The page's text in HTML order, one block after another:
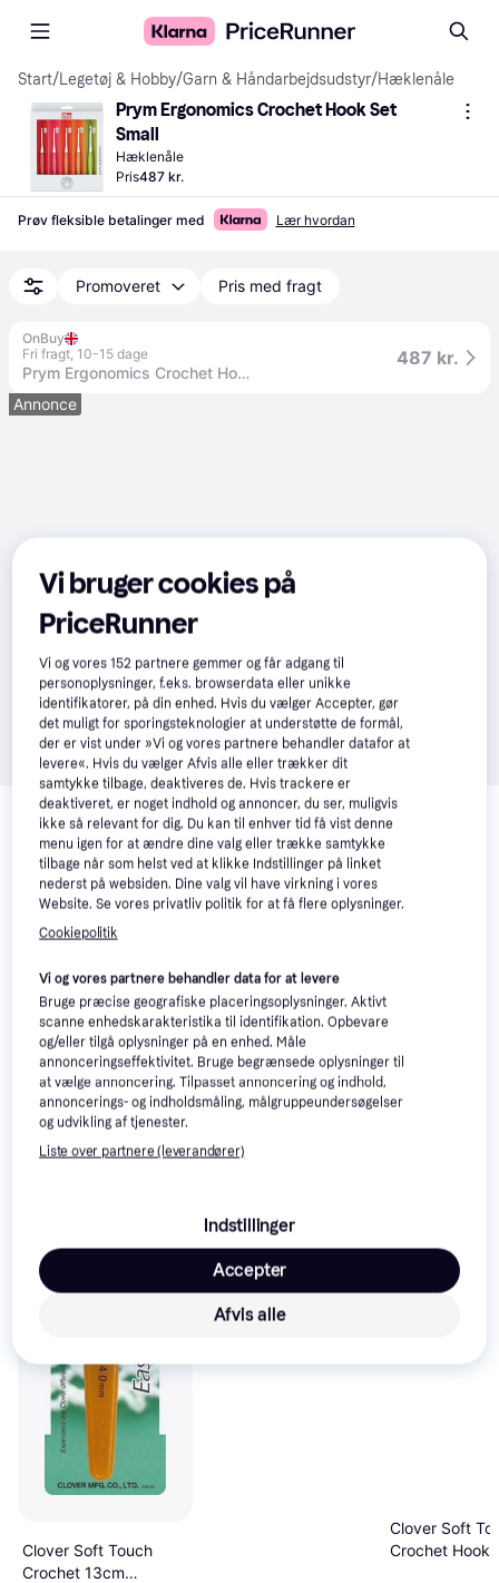
Start/Legetøj & Hobby/Garn & Håndarbejdsudstyr/Hæklenåle
Prym Ergonomics Crochet Hook Set
Small
Hæklenåle
Pris487 kr.
Prøv fleksible betalinger med Lær hvordan
Promoveret Pris med fragt
OnBuy
Fri fragt, 10-15 dage
Prym Ergonomics Crochet Hook Set Small (E G 7 H J)
487 kr.
Annonce
Relaterede produkter
Se vores forslag til andre produkter, der matcher dine
interesser. Vis alle
Clover Soft Touch
Crochet 13cm
Clover Soft
Crochet Hook
Vi bruger cookies på
PriceRunner
Vi og vores152 partnere gemmer og får adgang til
personoplysninger, f.eks. browserdata eller unikke
identifikatorer, på din enhed. Hvis du vælger Accepter, gør
det muligt for sporingsteknologier at understøtte de formål,
der er vist under »Vi og vores partnere behandler datafor at
levere«. Hvis du vælger Afvis alle eller trækker dit
samtykke tilbage, deaktiveres de. Hvis trackere er
deaktiveret, er noget indhold og annoncer, du ser, muligvis
ikke så relevant for dig. Du kan til enhver tid få vist denne
menu igen for at ændre dine valg eller trække samtykke
tilbage når som helst ved at klikke Indstillinger på linket
nederst på websiden. Dine valg vil have virkning i vores
Website. Se vores privatliv politik for at få flere oplysninger.
Cookiepolitik
Vi og vores partnere behandler data for at levere
Bruge præcise geografiske placeringsoplysninger. Aktivt
scanne enhedskarakteristika til identifikation. Opbevare
og/eller tilgå oplysninger på en enhed. Måle
annonceringseffektivitet. Bruge begrænsede oplysninger til
at vælge annoncering. Tilpasset annoncering og indhold,
annoncerings- og indholdsmåling, målgruppeundersøgelser
og udvikling af tjenester.
Liste over partnere (leverandører)
Indstillinger
Afvis alle
Accepter